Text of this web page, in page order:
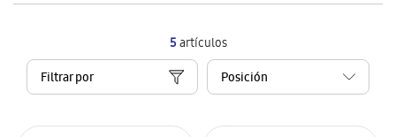
5artículos
Filtrar por